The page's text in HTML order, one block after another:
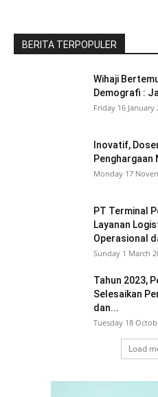
BERITA TERPOPULER
Wihaji
Demografi :
Friday 16 January
Inovatif,
Penghargaan
Monday 17
PT Terminal
Layanan
Operasional
Sunday 1 March
Tahun 2023,
Selesaikan
dan...
Tuesday 18
Load